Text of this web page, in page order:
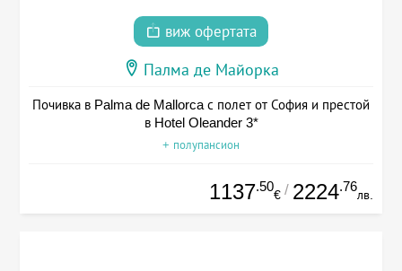
виж офертата
Палма де Майорка
Почивка в Palma de Mallorca с полет от София и престой
в Hotel Oleander 3*
+ полупансион
1137.50
€ / 2224.76
лв.